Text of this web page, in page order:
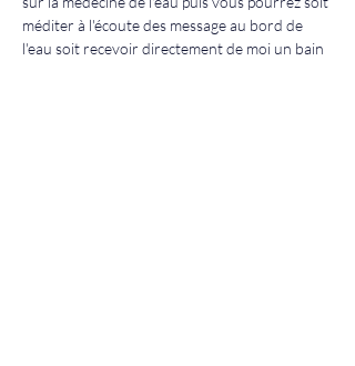
méditer à l'écoute des message au bord de
l'eau soit recevoir directement de moi un bain